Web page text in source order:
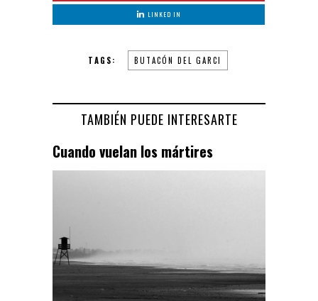
LINKED IN
TAGS: BUTACÓN DEL GARCI
TAMBIÉN PUEDE INTERESARTE
Cuando vuelan los mártires